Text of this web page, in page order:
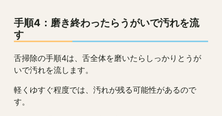
手順4：磨き終わったらうがいで汚れを流
す
舌掃除の手順4は、舌全体を磨いたらしっかりとうが
いで汚れを流します。
軽くゆすぐ程度では、汚れが残る可能性があるので
す。